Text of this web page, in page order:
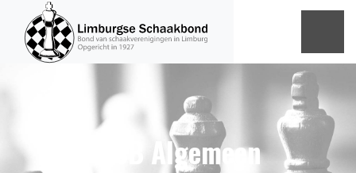
LiSB Algemeen